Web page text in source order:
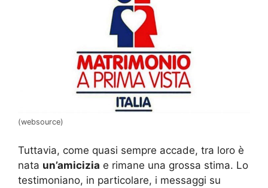
(websource)
Tuttavia, come quasi sempre accade, tra loro è
nata un’amicizia e rimane una grossa stima. Lo
testimoniano, in particolare, i messaggi su